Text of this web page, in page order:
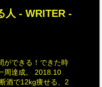
人 - WRITER -
ができる！できた時
周達成。 2018.10
酒で12kg痩せる、2